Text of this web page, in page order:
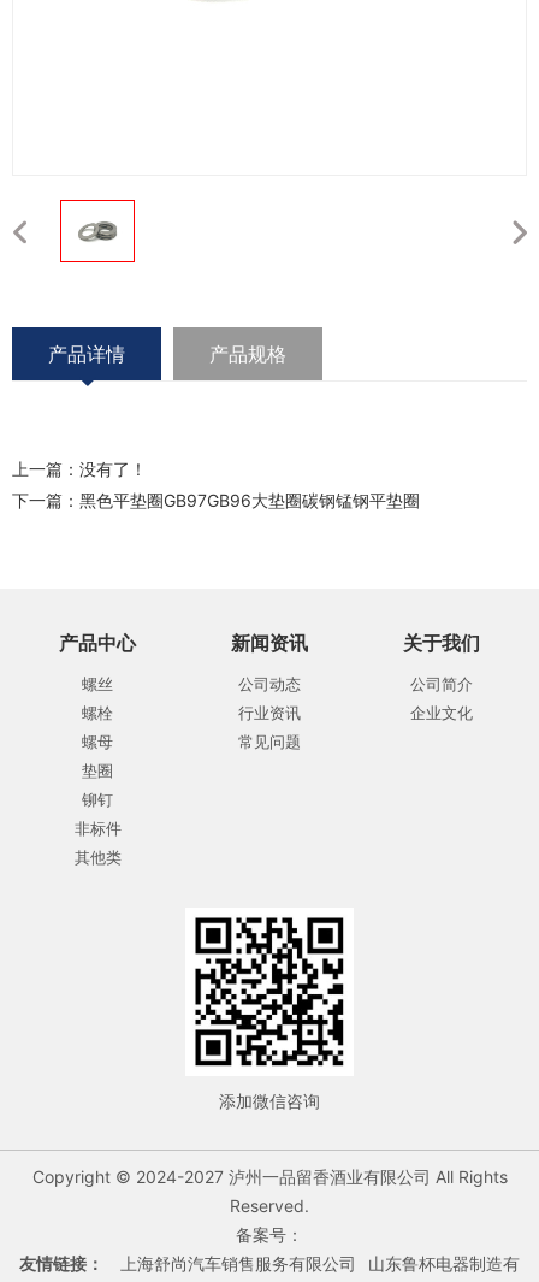
产品详情 产品规格
上一篇：没有了！
下一篇： 黑色平垫圈GB97GB96大垫圈碳钢锰钢平垫圈
产品中心
螺丝
螺栓
螺母
垫圈
铆钉
非标件
其他类
新闻资讯
公司动态
行业资讯
常见问题
关于我们
公司简介
企业文化
添加微信咨询
Copyright © 2024-2027 泸州一品留香酒业有限公司 All Rights
Reserved.
备案号：
友情链接：
上海舒尚汽车销售服务有限公司
山东鲁杯电器制造有